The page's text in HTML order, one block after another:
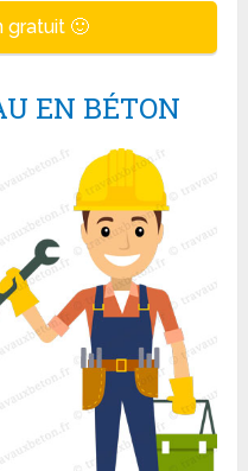
gratuit 🙂
EN BÉTON